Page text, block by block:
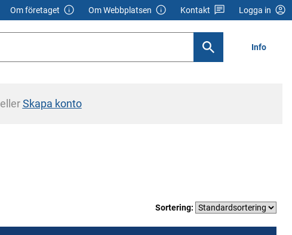
Om företaget Om Webbplatsen Kontakt Logga in
Info
ellerSkapa konto
Sortering: